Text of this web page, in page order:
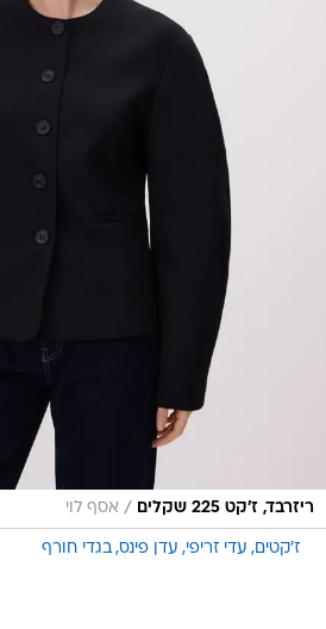
ריזרבד, ז'קט 225 שקלים / אסף לוי
ז'קטים עדי זריפי עדן פינס בגדי חורף